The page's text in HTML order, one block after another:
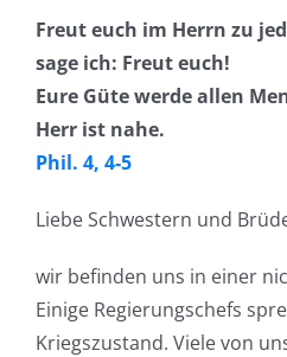
Freut euch im Herrn zu
sage ich: Freut euch!
Eure Güte werde allen
Herr ist nahe.
Phil. 4, 4-5
Liebe Schwestern und
wir befinden uns in einer
Einige Regierungschefs
Kriegszustand. Viele von